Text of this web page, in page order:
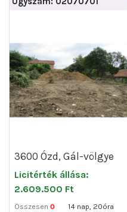
3600 Ózd, Gál-völgye
út 42.
Licitérték állása:
2.609.500 Ft
Összesen 0
14 nap, 20óra